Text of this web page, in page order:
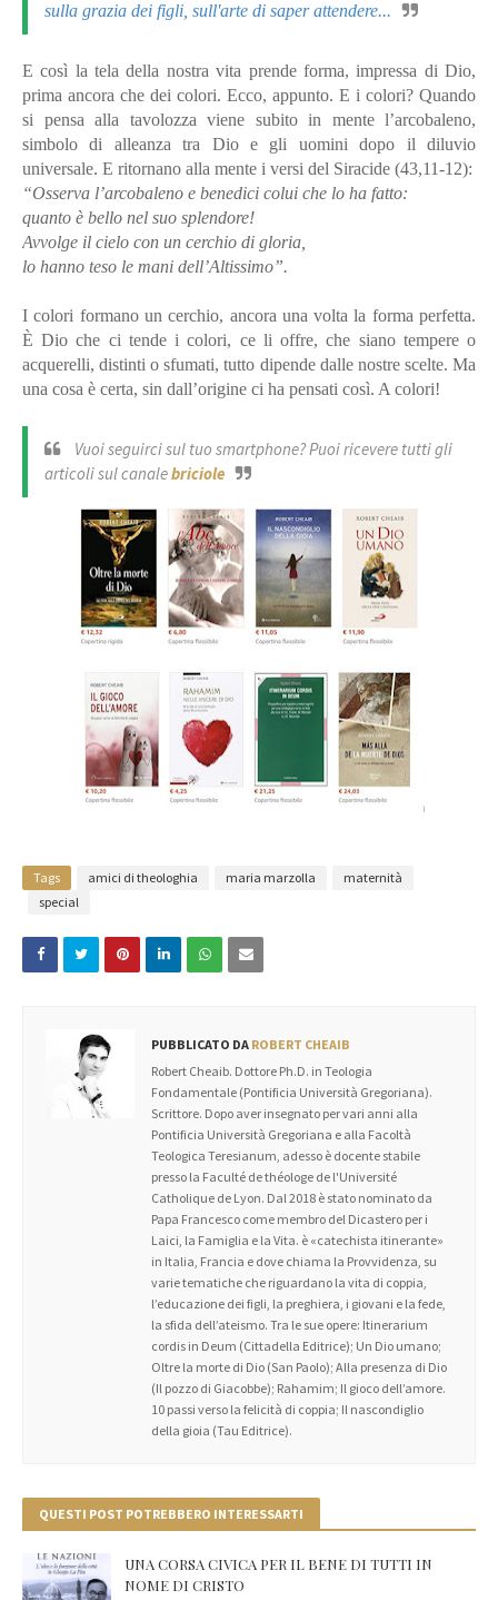
sulla grazia dei figli, sull'arte di saper attendere...
E così la tela della nostra vita prende forma, impressa di Dio,
prima ancora che dei colori. Ecco, appunto. E i colori? Quando
si pensa alla tavolozza viene subito in mente l’arcobaleno,
simbolo di alleanza tra Dio e gli uomini dopo il diluvio
universale. E ritornano alla mente i versi del Siracide (43,11-12):
“Osserva l’arcobaleno e benedici colui che lo ha fatto:
quanto è bello nel suo splendore!
Avvolge il cielo con un cerchio di gloria,
lo hanno teso le mani dell’Altissimo”.
I colori formano un cerchio, ancora una volta la forma perfetta.
È Dio che ci tende i colori, ce li offre, che siano tempere o
acquerelli, distinti o sfumati, tutto dipende dalle nostre scelte. Ma
una cosa è certa, sin dall’origine ci ha pensati così. A colori!
Vuoi seguirci sul tuo smartphone? Puoi ricevere tutti gli
articoli sul canalebriciole
Tags amici di theologhia maria marzolla
maternità
special
PUBBLICATO DA ROBERT CHEAIB
Robert Cheaib. Dottore Ph.D. in Teologia
Fondamentale (Pontificia Università Gregoriana).
Scrittore. Dopo aver insegnato per vari anni alla
Pontificia Università Gregoriana e alla Facoltà
Teologica Teresianum, adesso è docente stabile
presso la Faculté de théologe de l'Université
Catholique de Lyon. Dal 2018 è stato nominato da
Papa Francesco come membro del Dicastero per i
Laici, la Famiglia e la Vita. è «catechista itinerante»
in Italia, Francia e dove chiama la Provvidenza, su
varie tematiche che riguardano la vita di coppia,
l’educazione dei figli, la preghiera, i giovani e la fede,
la sfida dell’ateismo. Tra le sue opere: Itinerarium
cordis in Deum (Cittadella Editrice); Un Dio umano;
Oltre la morte di Dio (San Paolo); Alla presenza di Dio
(Il pozzo di Giacobbe); Rahamim; Il gioco dell’amore.
10 passi verso la felicità di coppia; Il nascondiglio
della gioia (Tau Editrice).
QUESTI POST POTREBBERO INTERESSARTI
UNA CORSA CIVICA PER IL BENE DI TUTTI IN
NOME DI CRISTO